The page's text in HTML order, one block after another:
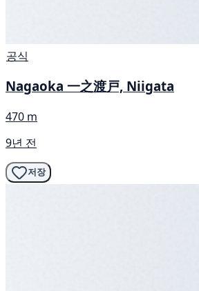
공식
Nagaoka 一之渡戸, Niigata
470 m
9년 전
저장